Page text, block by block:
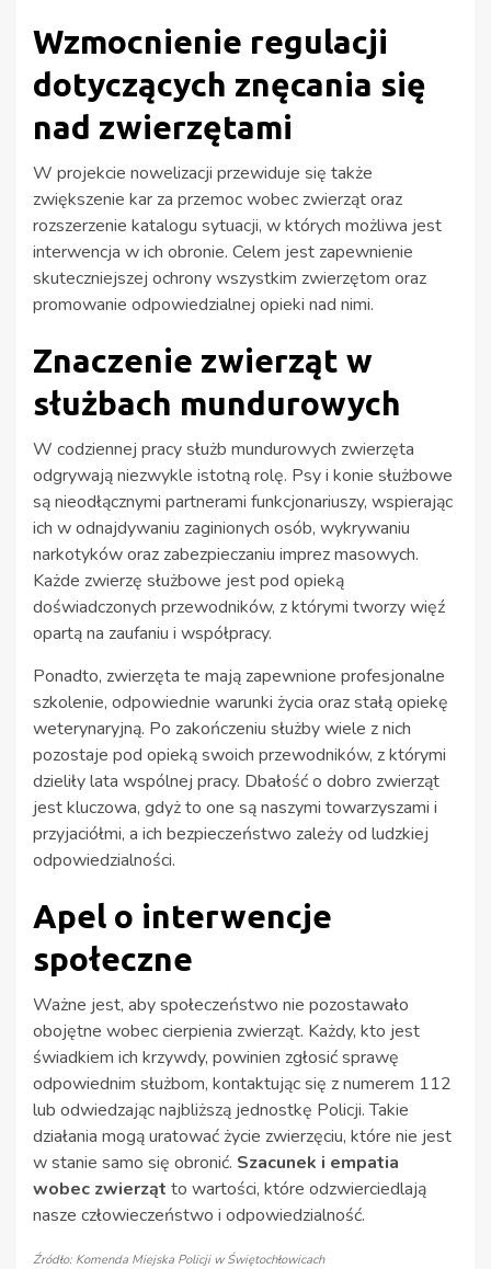
Wzmocnienie regulacji
dotyczących znęcania się
nad zwierzętami
W projekcie nowelizacji przewiduje się także
zwiększenie kar za przemoc wobec zwierząt oraz
rozszerzenie katalogu sytuacji, w których możliwa jest
interwencja w ich obronie. Celem jest zapewnienie
skuteczniejszej ochrony wszystkim zwierzętom oraz
promowanie odpowiedzialnej opieki nad nimi.
Znaczenie zwierząt w
służbach mundurowych
W codziennej pracy służb mundurowych zwierzęta
odgrywają niezwykle istotną rolę. Psy i konie służbowe
są nieodłącznymi partnerami funkcjonariuszy, wspierając
ich w odnajdywaniu zaginionych osób, wykrywaniu
narkotyków oraz zabezpieczaniu imprez masowych.
Każde zwierzę służbowe jest pod opieką
doświadczonych przewodników, z którymi tworzy więź
opartą na zaufaniu i współpracy.
Ponadto, zwierzęta te mają zapewnione profesjonalne
szkolenie, odpowiednie warunki życia oraz stałą opiekę
weterynaryjną. Po zakończeniu służby wiele z nich
pozostaje pod opieką swoich przewodników, z którymi
dzieliły lata wspólnej pracy. Dbałość o dobro zwierząt
jest kluczowa, gdyż to one są naszymi towarzyszami i
przyjaciółmi, a ich bezpieczeństwo zależy od ludzkiej
odpowiedzialności.
Apel o interwencje
społeczne
Ważne jest, aby społeczeństwo nie pozostawało
obojętne wobec cierpienia zwierząt. Każdy, kto jest
świadkiem ich krzywdy, powinien zgłosić sprawę
odpowiednim służbom, kontaktując się z numerem 112
lub odwiedzając najbliższą jednostkę Policji. Takie
działania mogą uratować życie zwierzęciu, które nie jest
w stanie samo się obronić. Szacunek i empatia
wobec zwierząt to wartości, które odzwierciedlają
nasze człowieczeństwo i odpowiedzialność.
Źródło: Komenda Miejska Policji w Świętochłowicach